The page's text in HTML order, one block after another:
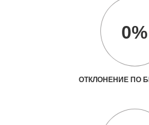
0%
ОТКЛОНЕНИЕ ПО